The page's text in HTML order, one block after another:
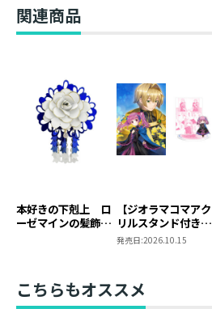
コルドゥラ：大原さやか
シャルロッテ：本渡 楓
ヴェントゥヒーテ：後藤沙緒里
シュテルラート：寺島惇太
エグランティーヌ：遠藤 綾
アナスタージウス：大塚剛央
レティーツィア：長縄まりあ
ハイルリーゼ：夏吉ゆうこ
アンドレア：井澤美香子
ルイポルト：遠藤広之
イドナリッテ：野村香菜子
ウルツドルフ：岡井カツノリ
関連商品
本好きの下剋上 ロ
ーゼマインの髪飾り
【ジオラマコマアク
リルスタンド付き】
本好きの下剋上 ～ハ
ミックス）
発売日:2026.10.15
こちらもオススメ